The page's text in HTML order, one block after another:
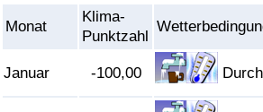
Monat
Klima-
Punktzahl
Januar -100,00
Gesundheitsversorgungs-Index nach
Umweltverschmutzung